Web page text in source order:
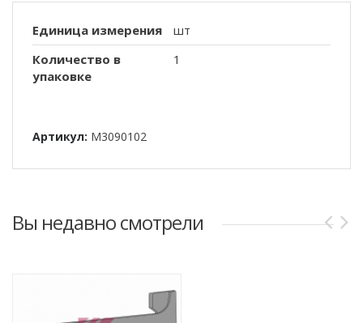
Единица измерения
шт
Количество в
упаковке
1
Артикул: M3090102
Вы недавно смотрели